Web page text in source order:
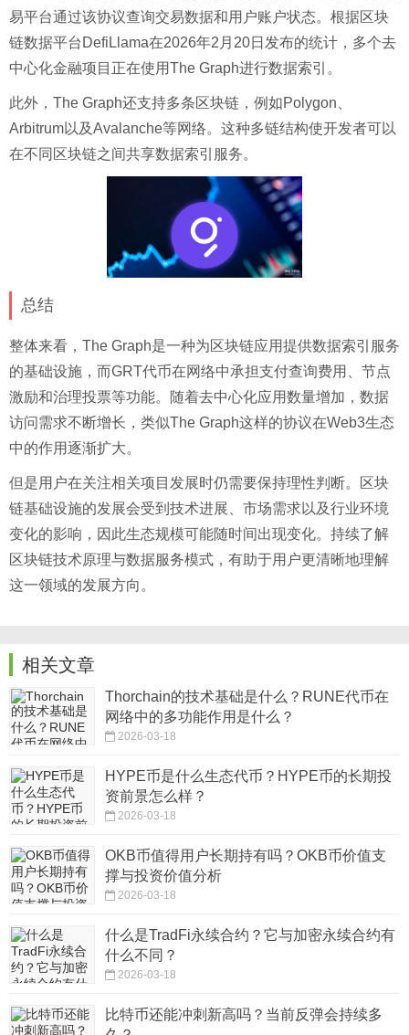
易平台通过该协议查询交易数据和用户账户状态。根据区块
链数据平台DefiLlama在2026年2月20日发布的统计，多个去
中心化金融项目正在使用The Graph进行数据索引。
此外，The Graph还支持多条区块链，例如Polygon、
Arbitrum以及Avalanche等网络。这种多链结构使开发者可以
在不同区块链之间共享数据索引服务。
总结
整体来看，The Graph是一种为区块链应用提供数据索引服务
的基础设施，而GRT代币在网络中承担支付查询费用、节点
激励和治理投票等功能。随着去中心化应用数量增加，数据
访问需求不断增长，类似The Graph这样的协议在Web3生态
中的作用逐渐扩大。
但是用户在关注相关项目发展时仍需要保持理性判断。区块
链基础设施的发展会受到技术进展、市场需求以及行业环境
变化的影响，因此生态规模可能随时间出现变化。持续了解
区块链技术原理与数据服务模式，有助于用户更清晰地理解
这一领域的发展方向。
相关文章
Thorchain的技术基础是什么？RUNE代币在
网络中的多功能作用是什么？
2026-03-18
HYPE币是什么生态代币？HYPE币的长期投
资前景怎么样？
2026-03-18
OKB币值得用户长期持有吗？OKB币价值支
撑与投资价值分析
2026-03-18
什么是TradFi永续合约？它与加密永续合约有
什么不同？
2026-03-18
比特币还能冲刺新高吗？当前反弹会持续多